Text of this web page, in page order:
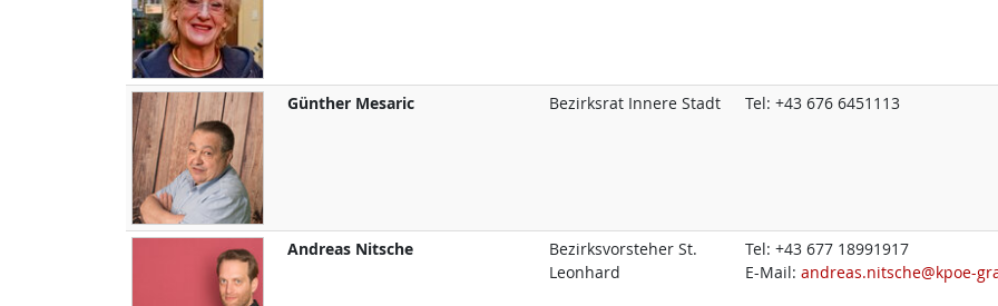
Günther Mesaric Bezirksrat Innere Stadt Tel:+43 676 6451113
Andreas Nitsche
Bezirksvorsteher St.
Leonhard
Tel:+43 677 18991917
E-Mail:andreas.nitsche@kpoe-